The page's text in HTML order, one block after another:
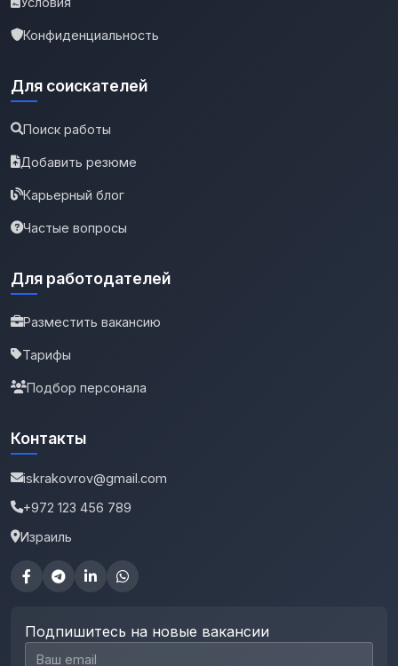
Конфиденциальность
Для соискателей
Поиск работы
Добавить резюме
Карьерный блог
Частые вопросы
Для работодателей
Разместить вакансию
Тарифы
Подбор персонала
Контакты
iskrakovrov@gmail.com
+972 123 456 789
Израиль
Подпишитесь на новые вакансии
Email для подписки